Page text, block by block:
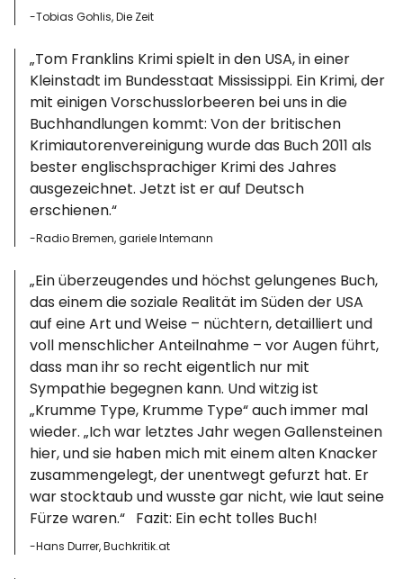
-Tobias Gohlis, Die Zeit
„Tom Franklins Krimi spielt in den USA, in einer
Kleinstadt im Bundesstaat Mississippi. Ein Krimi, der
mit einigen Vorschusslorbeeren bei uns in die
Buchhandlungen kommt: Von der britischen
Krimiautorenvereinigung wurde das Buch 2011 als
bester englischsprachiger Krimi des Jahres
ausgezeichnet. Jetzt ist er auf Deutsch
erschienen.“
-Radio Bremen, gariele Intemann
„Ein überzeugendes und höchst gelungenes Buch,
das einem die soziale Realität im Süden der USA
auf eine Art und Weise – nüchtern, detailliert und
voll menschlicher Anteilnahme – vor Augen führt,
dass man ihr so recht eigentlich nur mit
Sympathie begegnen kann. Und witzig ist
„Krumme Type, Krumme Type“ auch immer mal
wieder. „Ich war letztes Jahr wegen Gallensteinen
hier, und sie haben mich mit einem alten Knacker
zusammengelegt, der unentwegt gefurzt hat. Er
war stocktaub und wusste gar nicht, wie laut seine
Fürze waren.“ Fazit: Ein echt tolles Buch!
-Hans Durrer, Buchkritik.at